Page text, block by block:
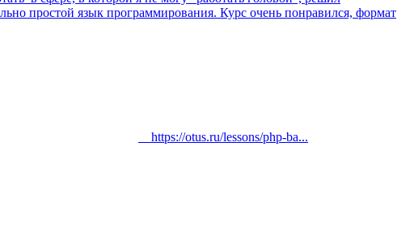
простой язык программирования. Курс очень понравился, формат
https://otus.ru/lessons/php-ba...